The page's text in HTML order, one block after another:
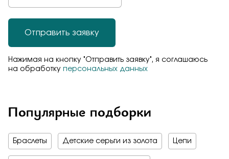
Отправить заявку
Нажимая на кнопку "Отправить заявку", я соглашаюсь
на обработку персональных данных
Популярные подборки
Браслеты Детские серьги из золота Цепи